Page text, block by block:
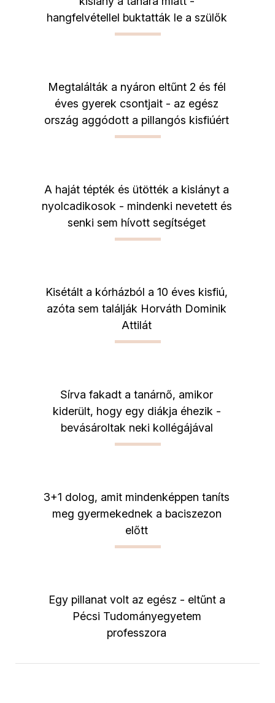
hangfelvétellel buktatták le a szülők
Megtalálták a nyáron eltűnt 2 és fél
éves gyerek csontjait - az egész
ország aggódott a pillangós kisfiúért
A haját tépték és ütötték a kislányt a
nyolcadikosok - mindenki nevetett és
senki sem hívott segítséget
Kisétált a kórházból a 10 éves kisfiú,
azóta sem találják Horváth Dominik
Attilát
Sírva fakadt a tanárnő, amikor
kiderült, hogy egy diákja éhezik -
bevásároltak neki kollégájával
3+1 dolog, amit mindenképpen taníts
meg gyermekednek a baciszezon
előtt
Egy pillanat volt az egész - eltűnt a
Pécsi Tudományegyetem
professzora